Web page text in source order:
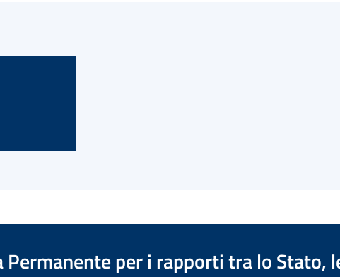
Permanente per i rapporti tra lo Stato,